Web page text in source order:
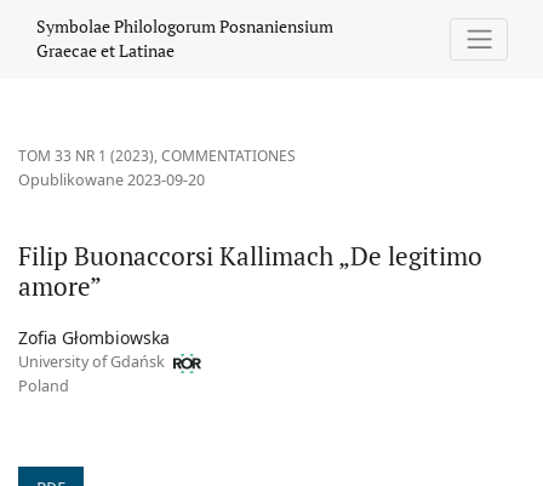
Symbolae Philologorum Posnaniensium
Graecae et Latinae
TOM 33 NR 1 (2023),COMMENTATIONES
Filip Buonaccorsi Kallimach „De legitimo
amore”
Opublikowane 2023-09-20
Zofia Głombiowska
University of Gdańsk
Poland